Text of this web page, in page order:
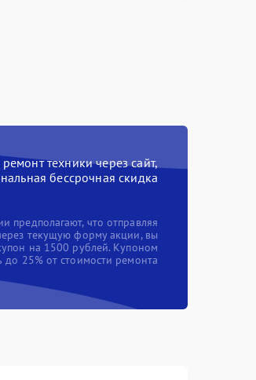
техники через сайт,
бессрочная скидка
предполагают, что отправляя
текущую форму акции, вы
на 1500 рублей. Купоном
до 25% от стоимости ремонта